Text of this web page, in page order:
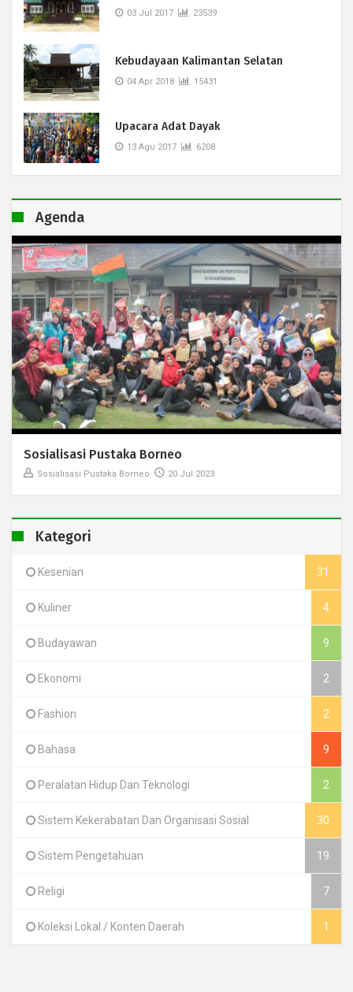
03 Jul 2017 23539
Kebudayaan Kalimantan Selatan
04 Apr 2018 15431
Upacara Adat Dayak
13 Agu 2017 6208
Agenda
Sosialisasi Pustaka Borneo
Sosialisasi Pustaka Borneo 20 Jul 2023
Kategori
Kesenian 31
Kuliner 4
Budayawan 9
Ekonomi 2
Fashion 2
Bahasa 9
Peralatan Hidup Dan Teknologi 2
Sistem Kekerabatan Dan Organisasi Sosial 30
Sistem Pengetahuan 19
Religi 7
Koleksi Lokal / Konten Daerah 1